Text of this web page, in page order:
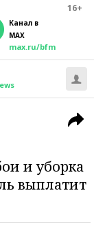
16+
Канал в
MAX
max.ru/bfm
и уборка
выплатит